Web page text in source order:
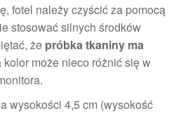
fotel należy czyścić za pomocą
stosować silnych środków
że próbka tkaniny ma
kolor może nieco różnić się w
wysokości 4,5 cm (wysokość